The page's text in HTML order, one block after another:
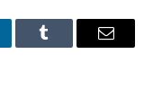
Tumblr Email